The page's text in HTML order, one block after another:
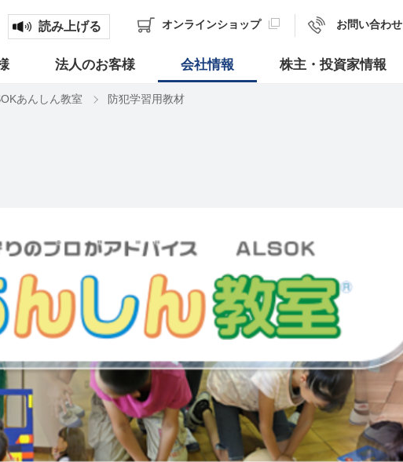
読み上げる オンラインショップ お問い合わせ
法人のお客様 会社情報 株主・投資家情報
あんしん教室 防犯学習用教材